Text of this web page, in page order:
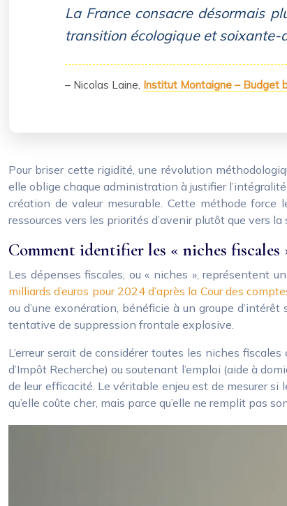
La France consacre désormais
transition écologique et soixante-
– Nicolas Laine, Institut Montaigne – Budget
Pour briser cette rigidité, une révolution
elle oblige chaque administration à justifier
création de valeur mesurable. Cette méthode force
ressources vers les priorités d’avenir plutôt que vers
Comment identifier les « niches
Les dépenses fiscales, ou « niches », représentent
milliards d’euros pour 2024 d’après la Cour des
ou d’une exonération, bénéficie à un groupe
tentative de suppression frontale explosive.
L’erreur serait de considérer toutes les niches
d’Impôt Recherche) ou soutenant l’emploi (aide à
de leur efficacité. Le véritable enjeu est de mesurer si
qu’elle coûte cher, mais parce qu’elle ne remplit pas